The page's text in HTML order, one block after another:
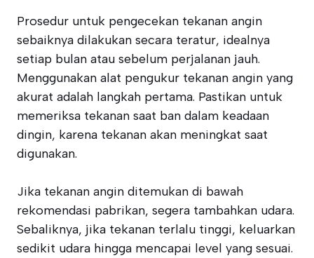
Prosedur untuk pengecekan tekanan angin
sebaiknya dilakukan secara teratur, idealnya
setiap bulan atau sebelum perjalanan jauh.
Menggunakan alat pengukur tekanan angin yang
akurat adalah langkah pertama. Pastikan untuk
memeriksa tekanan saat ban dalam keadaan
dingin, karena tekanan akan meningkat saat
digunakan.
Jika tekanan angin ditemukan di bawah
rekomendasi pabrikan, segera tambahkan udara.
Sebaliknya, jika tekanan terlalu tinggi, keluarkan
sedikit udara hingga mencapai level yang sesuai.